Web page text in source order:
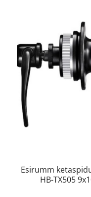
Esirumm
HB-TX505